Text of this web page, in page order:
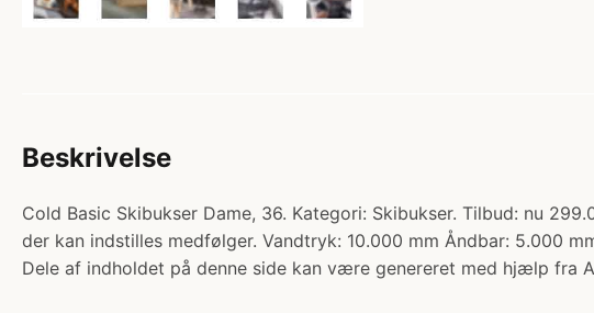
Beskrivelse
Cold Basic Skibukser Dame, 36. Kategori: Skibukser. Tilbud: nu
der kan indstilles medfølger. Vandtryk: 10.000 mm Åndbar: 5.000
Dele af indholdet på denne side kan være genereret med hjælp fra